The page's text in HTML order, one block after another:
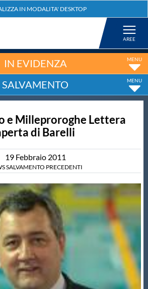
IN EVIDENZA
SALVAMENTO
e Milleproroghe Lettera
di Barelli
19 Febbraio 2011
SALVAMENTO PRECEDENTI